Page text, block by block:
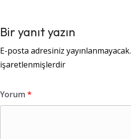
Bir yanıt yazın
E-posta adresiniz yayınlanmayacak.
işaretlenmişlerdir
Yorum *